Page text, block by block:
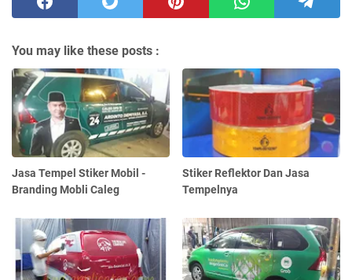
You may like these posts :
Jasa Tempel Stiker Mobil -
Branding Mobli Caleg
Stiker Reflektor Dan Jasa
Tempelnya